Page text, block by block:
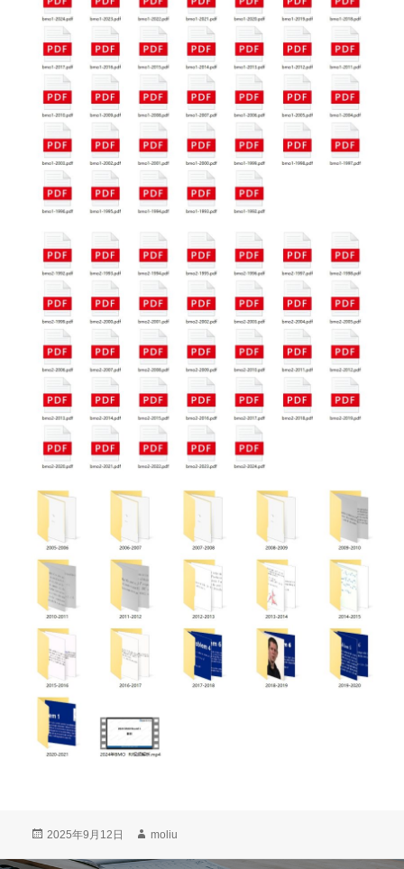
发
于
2025年9月12日
作
moliu